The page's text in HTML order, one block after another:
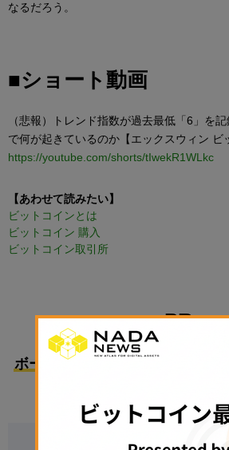
なるだろう。
■ショート動画
（悲報）トレンド指数が過去最低「6」を
で何が起きているのか【エックスウィン ビ
https://youtube.com/shorts/tIwekR1WLkc
【あわせて読みたい】
ビットコインとは
ビットコイン 購入
ビットコイン取引所
PR
ボーナスで始めるのにおすすめ